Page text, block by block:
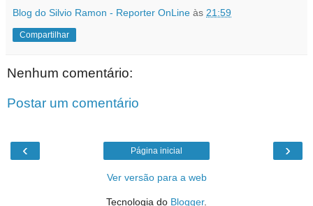
Blog do Silvio Ramon - Reporter OnLine às 21:59
Compartilhar
Nenhum comentário:
Postar um comentário
‹ ›
Página inicial
Ver versão para a web
Tecnologia do Blogger.